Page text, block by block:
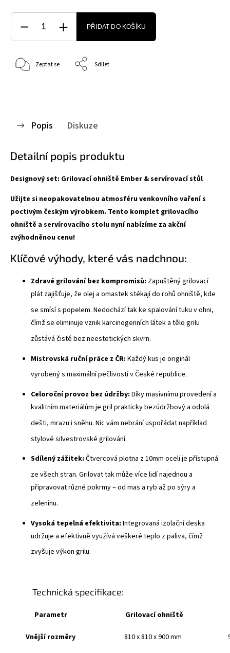
PŘIDAT DO KOŠÍKU
Zeptat se Sdílet
Popis Diskuze
Detailní popis produktu
Designový set: Grilovací ohniště Ember & servírovací stůl
Užijte si neopakovatelnou atmosféru venkovního vaření s
poctivým českým výrobkem. Tento komplet grilovacího
ohniště a servírovacího stolu nyní nabízíme za akční
zvýhodněnou cenu!
Klíčové výhody, které vás nadchnou:
Zdravé grilování bez kompromisů: Zapuštěný grilovací
plát zajišťuje, že olej a omastek stékají do rohů ohniště, kde
se smísí s popelem. Nedochází tak ke spalování tuku v ohni,
čímž se eliminuje vznik karcinogenních látek a tělo grilu
zůstává čisté bez neestetických skvrn.
Mistrovská ruční práce z ČR: Každý kus je originál
vyrobený s maximální pečlivostí v České republice.
Celoroční provoz bez údržby: Díky masivnímu provedení a
kvalitním materiálům je gril prakticky bezúdržbový a odolá
dešti, mrazu i sněhu. Nic vám nebrání uspořádat například
stylové silvestrovské grilování.
Sdílený zážitek: Čtvercová plotna z 10mm oceli je přístupná
ze všech stran. Grilovat tak může více lidí najednou a
připravovat různé pokrmy – od mas a ryb až po sýry a
zeleninu.
Vysoká tepelná efektivita: Integrovaná izolační deska
udržuje a efektivně využívá veškeré teplo z paliva, čímž
zvyšuje výkon grilu.
Technická specifikace:
Parametr Grilovací ohniště
Vnější rozměry 810 x 810 x 900 mm